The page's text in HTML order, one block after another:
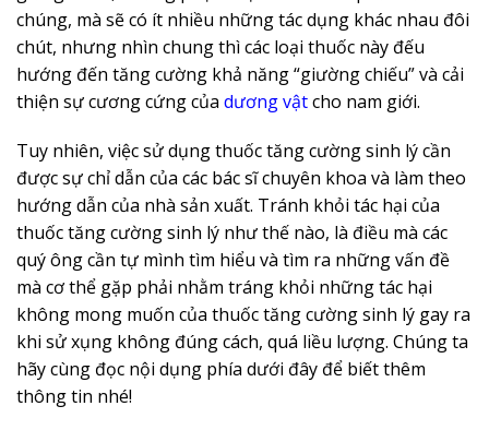
chúng, mà sẽ có ít nhiều những tác dụng khác nhau đôi
chút, nhưng nhìn chung thì các loại thuốc này đếu
hướng đến tăng cường khả năng “giường chiếu” và cải
thiện sự cương cứng của dương vậtcho nam giới.
Tuy nhiên, việc sử dụng thuốc tăng cường sinh lý cần
được sự chỉ dẫn của các bác sĩ chuyên khoa và làm theo
hướng dẫn của nhà sản xuất. Tránh khỏi tác hại của
thuốc tăng cường sinh lý như thế nào, là điều mà các
quý ông cần tự mình tìm hiểu và tìm ra những vấn đề
mà cơ thể gặp phải nhằm tráng khỏi những tác hại
không mong muốn của thuốc tăng cường sinh lý gay ra
khi sử xụng không đúng cách, quá liều lượng. Chúng ta
hãy cùng đọc nội dụng phía dưới đây để biết thêm
thông tin nhé!